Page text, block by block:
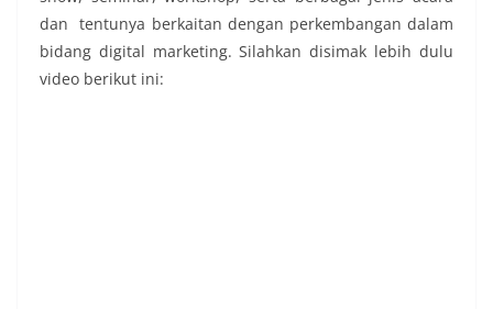
dan tentunya berkaitan dengan perkembangan dalam
bidang digital marketing. Silahkan disimak lebih dulu
video berikut ini: